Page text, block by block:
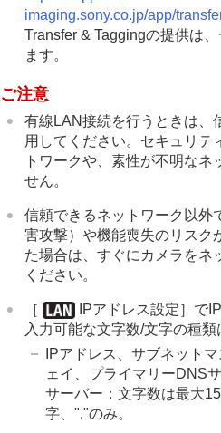
imaging.sony.co.jp/app/
Transfer & Taggingの提供は
ます。
ご注意
有線LAN接続を行うときは、
用してください。セキュリテ
トワークや、素性が不明なネ
せん。
信頼できるネットワーク以外
害攻撃）や機能喪失のリスク
た場合は、すぐにカメラをネ
ください。
［ IPアドレス設定］ で
入力可能な文字数/文字の種類
IPアドレス、サブネット
ェイ、プライマリーDNS
サーバー：文字数は最大
字、"."のみ。